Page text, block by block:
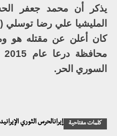
يذكر أن محمد جعفر
المليشيا علي رضا توسلي
كان أعلن عن مقتله هو
السوري الحر.
كلمات مفتاحية إيرانالحرس الثوري